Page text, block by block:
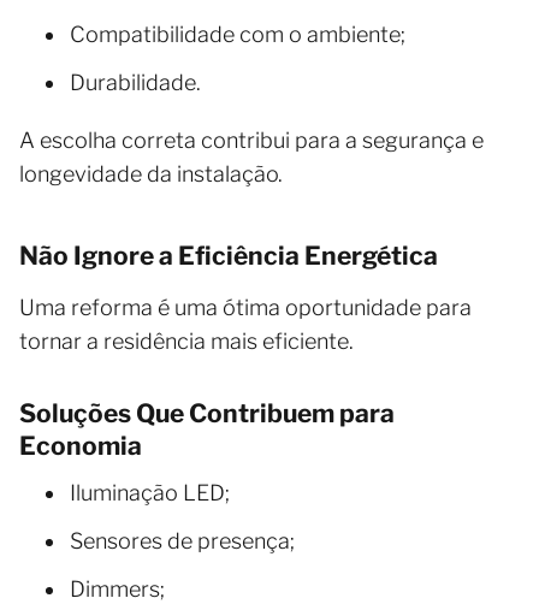
Compatibilidade com o ambiente;
Durabilidade.
A escolha correta contribui para a segurança e
longevidade da instalação.
Não Ignore a Eficiência Energética
Uma reforma é uma ótima oportunidade para
tornar a residência mais eficiente.
Soluções Que Contribuem para
Economia
Iluminação LED;
Sensores de presença;
Dimmers;